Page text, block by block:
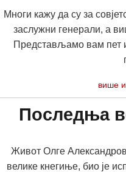
Многи кажу да су за
заслужни генерали, а
Представљамо вам пет
више
Последња
Живот Олге
велике кнегиње, био је